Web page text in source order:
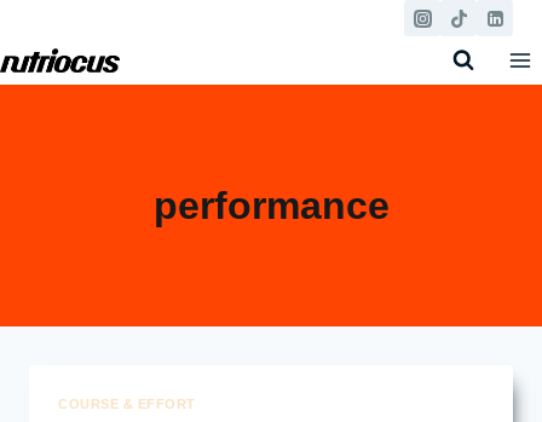
contenu
performance
COURSE & EFFORT